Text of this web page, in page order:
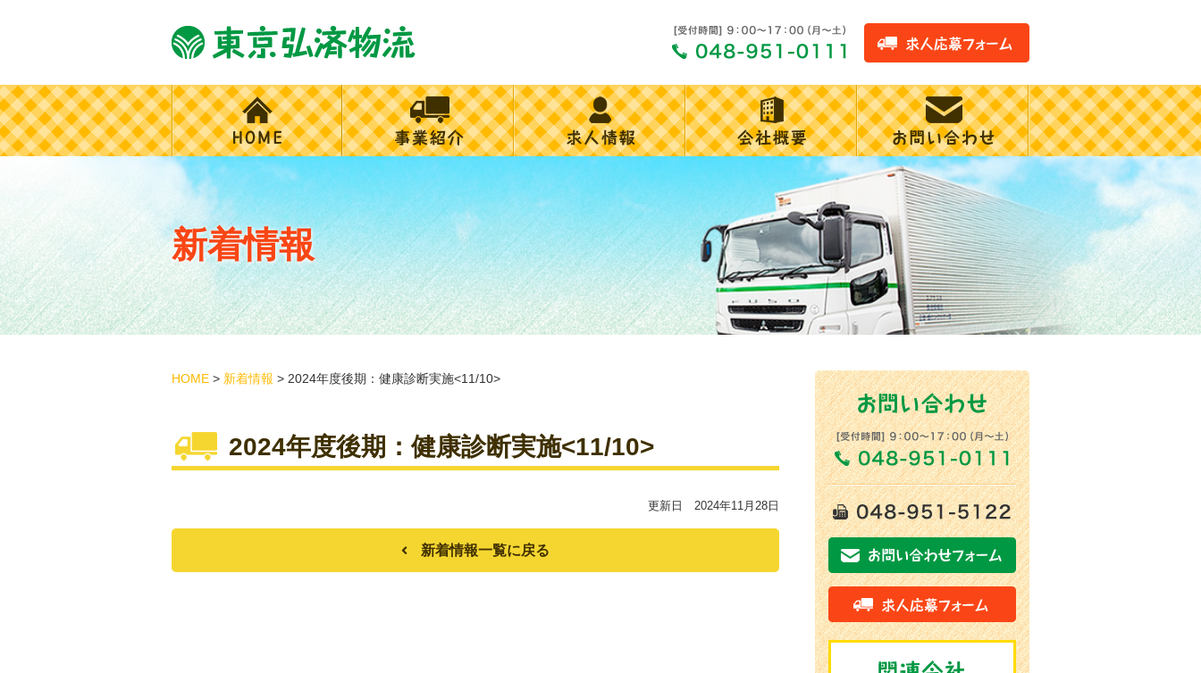
新着情報
HOME > 新着情報 > 2024年度後期：健康診断実施<11/10>
2024年度後期：健康診断実施<11/10>
更新日 2024年11月28日
新着情報一覧に戻る